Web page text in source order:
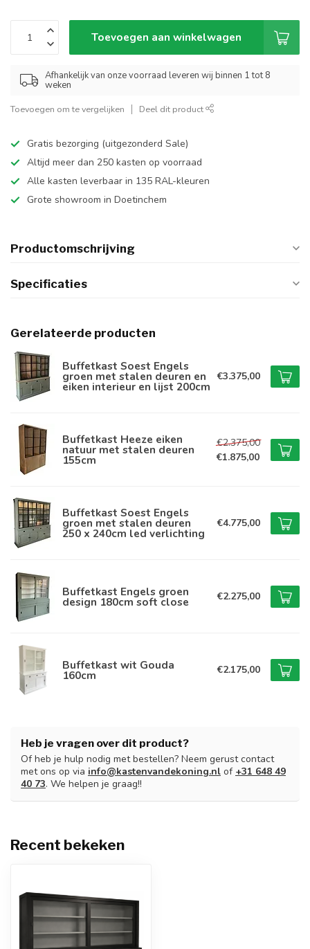
Toevoegen aan winkelwagen
Afhankelijk van onze voorraad leveren wij binnen 1 tot 8
weken
Toevoegen om te vergelijken Deel dit product
Gratis bezorging (uitgezonderd Sale)
Altijd meer dan 250 kasten op voorraad
Alle kasten leverbaar in 135 RAL-kleuren
Grote showroom in Doetinchem
Productomschrijving
Specificaties
Gerelateerde producten
Buffetkast Soest Engels
groen met stalen deuren en
eiken interieur en lijst 200cm
€3.375,00
Buffetkast Heeze eiken
natuur met stalen deuren
155cm
€2.375,00
€1.875,00
Buffetkast Soest Engels
groen met stalen deuren
250 x 240cm led verlichting
€4.775,00
Buffetkast Engels groen
design 180cm soft close €2.275,00
Buffetkast wit Gouda
160cm €2.175,00
Heb je vragen over dit product?
Of heb je hulp nodig met bestellen? Neem gerust contact
met ons op via info@kastenvandekoning.nl of +31 648 49
40 73. We helpen je graag!!
Recent bekeken